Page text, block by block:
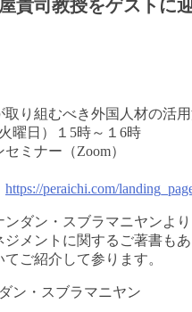
貴司教授をゲストに
取り組むべき外国人材の活
曜日）１5時～１6時
ミナー（Zoom）
https://peraichi.com/
ンダン・スブラマニヤンよ
ジメントに関するご著書も
ご紹介して参ります。